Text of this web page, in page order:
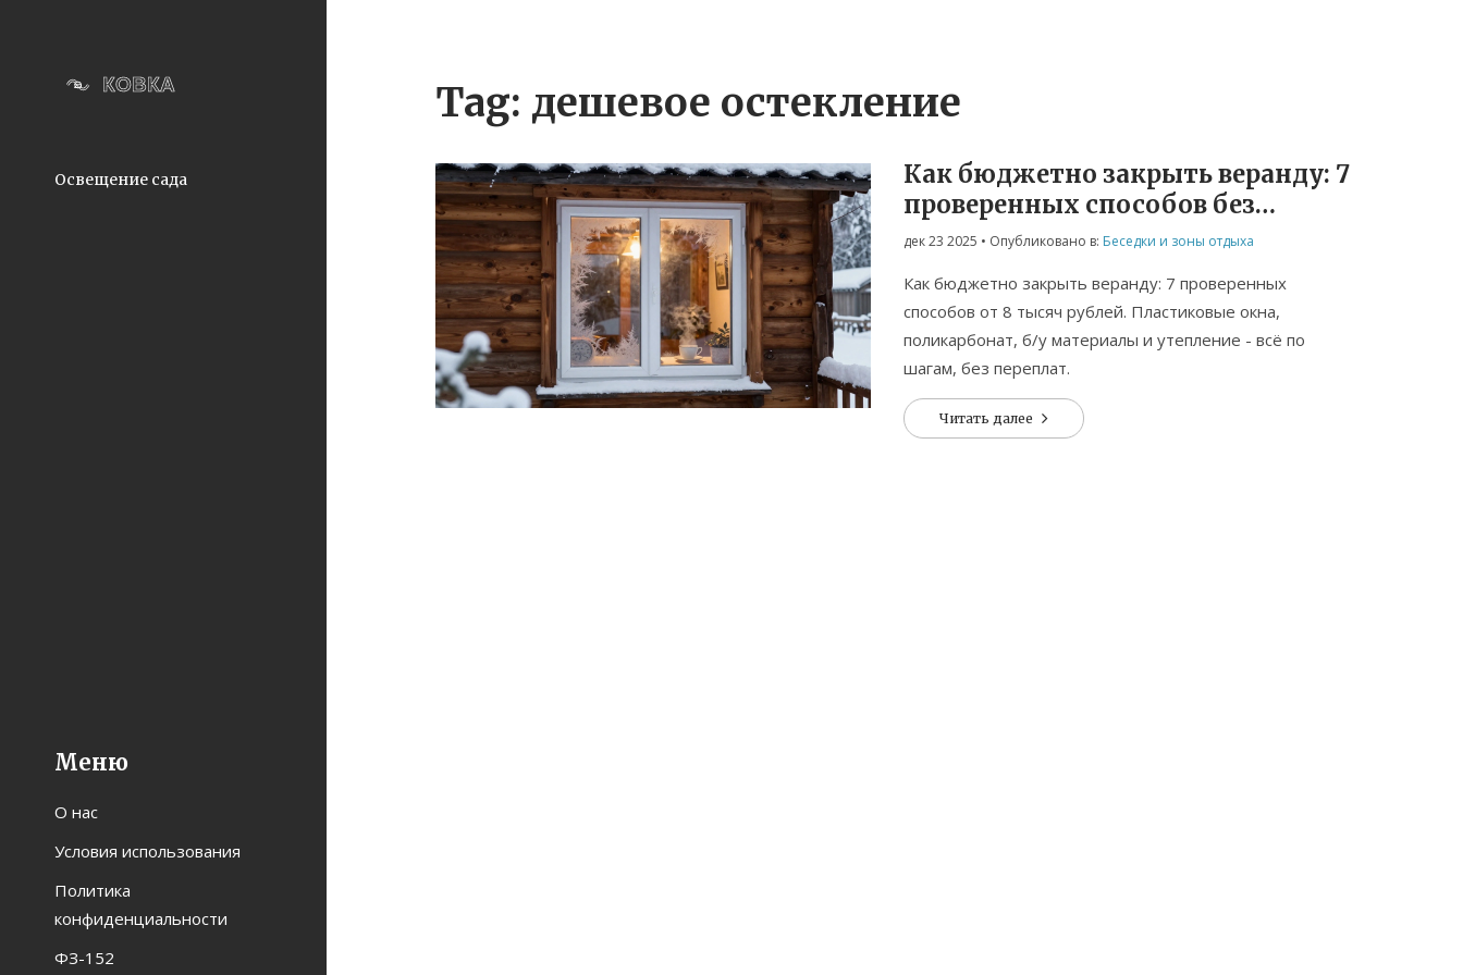
Освещение сада
Меню
О нас
Условия использования
Политика
конфиденциальности
ФЗ-152
Tag: дешевое остекление
Как бюджетно закрыть веранду: 7
проверенных способов без
переплат
дек 23 2025 • Опубликовано в: Беседки и зоны отдыха
Как бюджетно закрыть веранду: 7 проверенных
способов от 8 тысяч рублей. Пластиковые окна,
поликарбонат, б/у материалы и утепление - всё по
шагам, без переплат.
Читать далее